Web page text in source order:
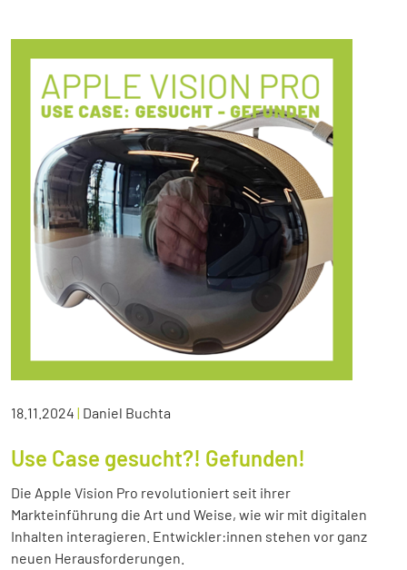
18.11.2024 | Daniel Buchta
Use Case gesucht?! Gefunden!
Die Apple Vision Pro revolutioniert seit ihrer
Markteinführung die Art und Weise, wie wir mit digitalen
Inhalten interagieren. Entwickler:innen stehen vor ganz
neuen Herausforderungen.